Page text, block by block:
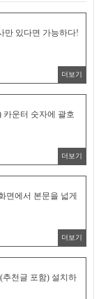
만 있다면 가능하다!
더보기
카운터 숫자에 괄호
더보기
면에서 본문을 넓게
더보기
추천글 포함) 설치하